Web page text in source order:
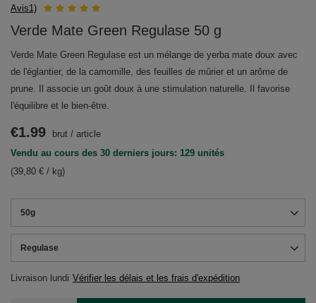
Avis1)
Verde Mate Green Regulase 50 g
Verde Mate Green Regulase est un mélange de yerba mate doux avec
de l'églantier, de la camomille, des feuilles de mûrier et un arôme de
prune. Il associe un goût doux à une stimulation naturelle. Il favorise
l'équilibre et le bien-être.
50g
Regulase
Livraison lundi Vérifier les délais et les frais d'expédition
€1.99 brut / article
Vendu au cours des 30 derniers jours: 129 unités
(39,80 € / kg)